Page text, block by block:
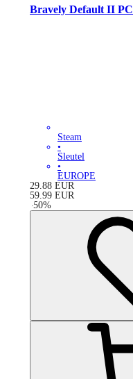
Bravely Default II PC
Steam
•
Sleutel
•
EUROPE
29.88 EUR
59.99 EUR
-50%